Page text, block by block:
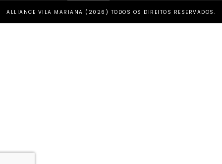
ALLIANCE VILA MARIANA (2026) TODOS OS DIREITOS RESERVADOS.